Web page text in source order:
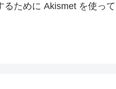
ために Akismet を使って